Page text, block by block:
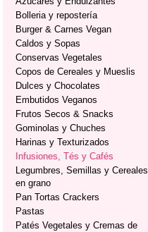
Bolleria y repostería
Burger & Carnes Vegan
Caldos y Sopas
Conservas Vegetales
Copos de Cereales y Mueslis
Dulces y Chocolates
Embutidos Veganos
Frutos Secos & Snacks
Gominolas y Chuches
Harinas y Texturizados
Infusiones, Tés y Cafés
Legumbres, Semillas y Cereales
en grano
Pan Tortas Crackers
Pastas
Patés Vegetales y Cremas de